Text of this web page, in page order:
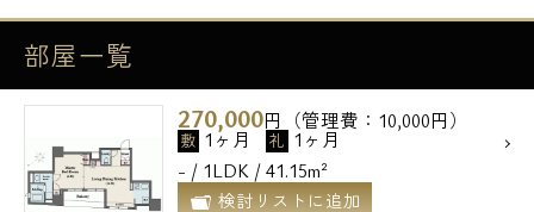
部屋一覧
270,000円（管理費：10,000円）
敷 1ヶ月 礼 1ヶ月
- / 1LDK / 41.15m²
検討リストに追加